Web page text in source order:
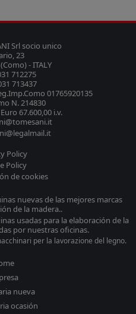
Srl socio unico
23
- ITALY
712275
713437
01765920135
N. 214830
67.600,00 i.v.
Policy
Policy
de cookies
nuevas de las mejores marcas
de la madera..
usadas para la elaboración de la
por nuestras oficinas.
per la lavorazione del legno.
nueva
ocasión